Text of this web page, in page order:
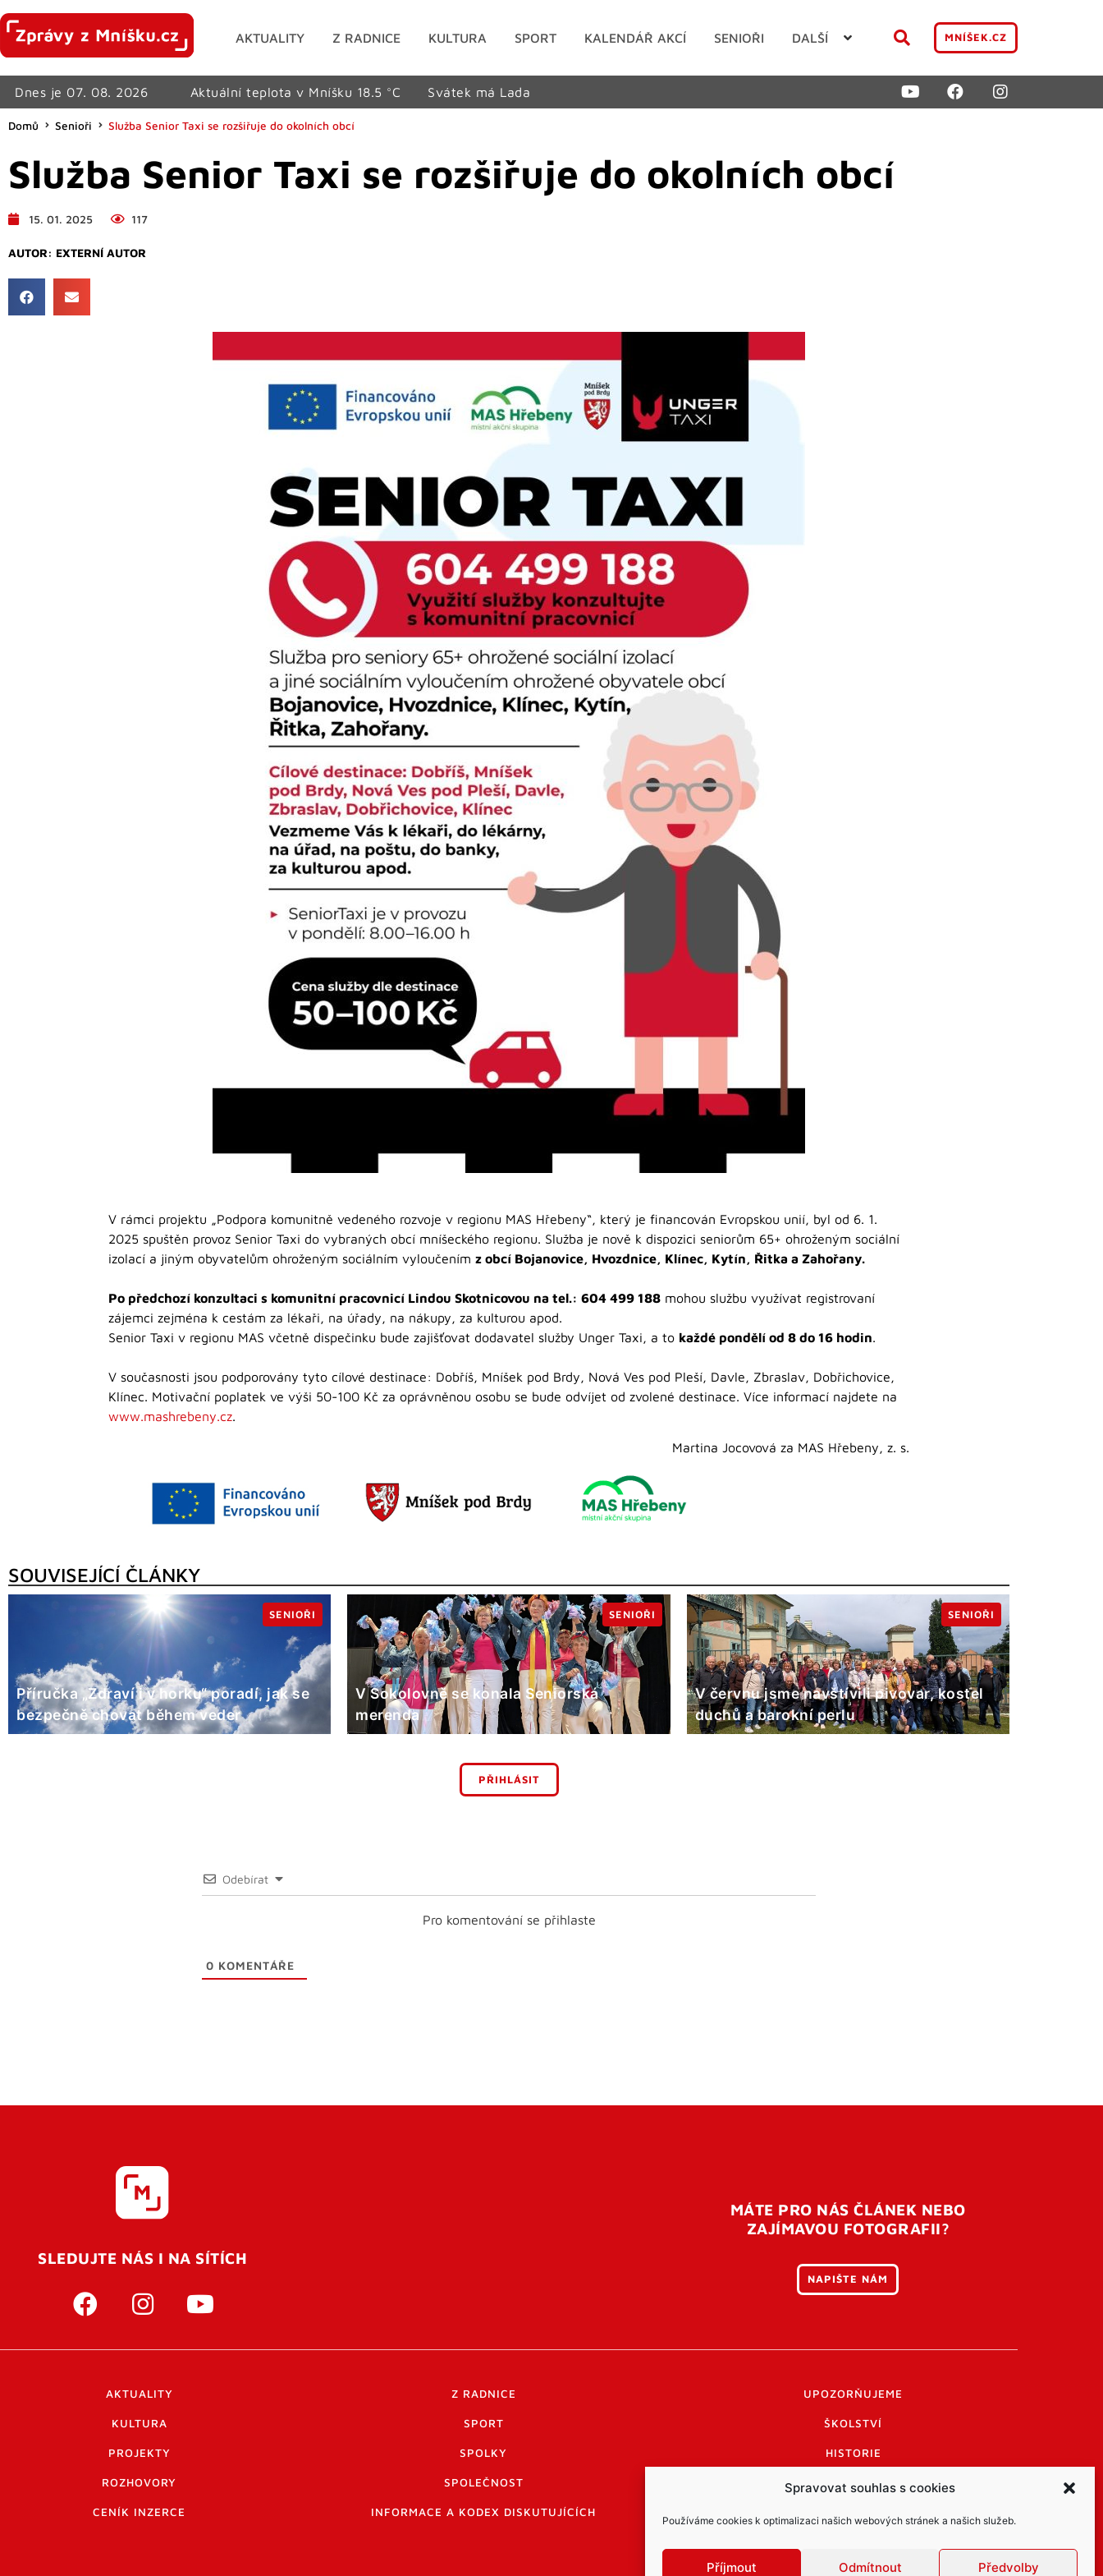
Spravovat souhlas s cookies
Používáme cookies k optimalizaci našich webových stránek a našich služeb.
Příjmout Odmítnout Předvolby
AKTUALITY Z RADNICE KULTURA SPORT KALENDÁŘ AKCÍ SENIOŘI DALŠÍ MNÍŠEK.CZ
Dnes je 07. 08. 2026 Aktuální teplota v Mníšku 18.5 °C Svátek má Lada
Domů Senioři Služba Senior Taxi se rozšiřuje do okolních obcí
Služba Senior Taxi se rozšiřuje do okolních obcí
15. 01. 2025 117
AUTOR: EXTERNÍ AUTOR
V rámci projektu „Podpora komunitně vedeného rozvoje v regionu MAS Hřebeny“, který je financován Evropskou unií, byl od 6. 1.
2025 spuštěn provoz Senior Taxi do vybraných obcí mníšeckého regionu. Služba je nově k dispozici seniorům 65+ ohroženým sociální
izolací a jiným obyvatelům ohroženým sociálním vyloučením z obcí Bojanovice, Hvozdnice, Klínec, Kytín, Řitka a Zahořany.
Po předchozí konzultaci s komunitní pracovnicí Lindou Skotnicovou na tel.: 604 499 188 mohou službu využívat registrovaní
zájemci zejména k cestám za lékaři, na úřady, na nákupy, za kulturou apod.
Senior Taxi v regionu MAS včetně dispečinku bude zajišťovat dodavatel služby Unger Taxi, a to každé pondělí od 8 do 16 hodin
V současnosti jsou podporovány tyto cílové destinace: Dobříš, Mníšek pod Brdy, Nová Ves pod Pleší, Davle, Zbraslav, Dobřichovice,
Klínec. Motivační poplatek ve výši 50-100 Kč za oprávněnou osobu se bude odvíjet od zvolené destinace. Více informací najdete na
www.mashrebeny.cz
Martina Jocovová za MAS Hřebeny, z. s.
SOUVISEJÍCÍ ČLÁNKY
Příručka „Zdraví i v horku“ poradí, jak se
bezpečně chovat během veder
SENIOŘI
V Sokolovně se konala Seniorská
merenda
SENIOŘI
V červnu jsme navštívili pivovar, kostel
duchů a barokní perlu
SENIOŘI
PŘIHLÁSIT
Odebírat
Pro komentování se přihlaste
0 KOMENTÁŘE
SLEDUJTE NÁS I NA SÍTÍCH
MÁTE PRO NÁS ČLÁNEK NEBO
ZAJÍMAVOU FOTOGRAFII?
NAPIŠTE NÁM
AKTUALITY Z RADNICE UPOZORŇUJEME
KULTURA SPORT ŠKOLSTVÍ
PROJEKTY SPOLKY HISTORIE
ROZHOVORY SPOLEČNOST PRAKTICKÉ INFORMACE
CENÍK INZERCE INFORMACE A KODEX DISKUTUJÍCÍCH